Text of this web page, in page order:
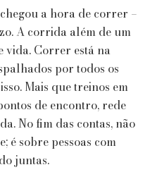
a hora de correr –
A corrida além de um
vida. Correr está na
por todos os
Mais que treinos em
de encontro, rede
No fim das contas, não
é sobre pessoas com
juntas.